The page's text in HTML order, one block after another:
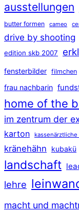
ausstellungen
butter formen cameo
drive by shooting
edition skb 2007
fensterbilder filmchen
frau nachbarin
home of the
im zentrum der
karton
kränehähn kubakü
landschaft
lehre
macht und